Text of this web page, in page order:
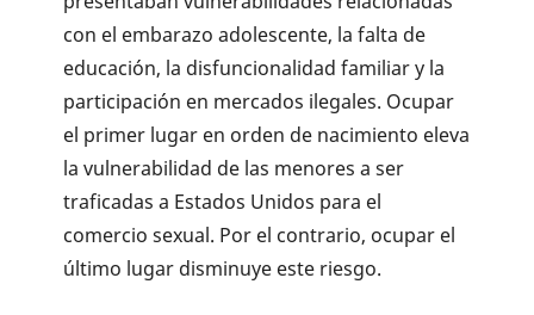
con el embarazo adolescente, la falta de
educación, la disfuncionalidad familiar y la
participación en mercados ilegales. Ocupar
el primer lugar en orden de nacimiento eleva
la vulnerabilidad de las menores a ser
traficadas a Estados Unidos para el
comercio sexual. Por el contrario, ocupar el
último lugar disminuye este riesgo.